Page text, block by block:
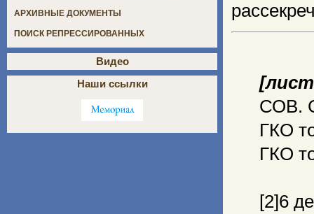
СОВ.
ГКО
ГКО
[2]6
АРХИВНЫЕ ДОКУМЕНТЫ
ПОИСК РЕПРЕССИРОВАННЫХ
Видео
Наши ссылки